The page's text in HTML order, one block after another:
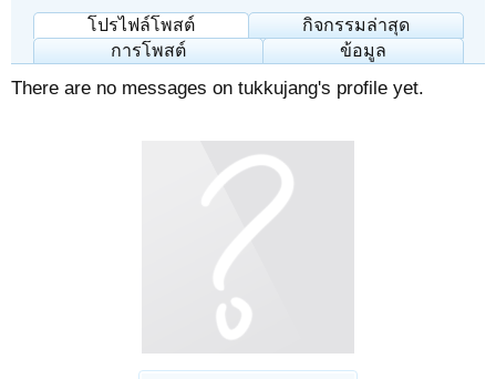
โปรไฟล์โพสต์
กิจกรรมล่าสุด
การโพสต์
ข้อมูล
There are no messages on tukkujang's profile yet.